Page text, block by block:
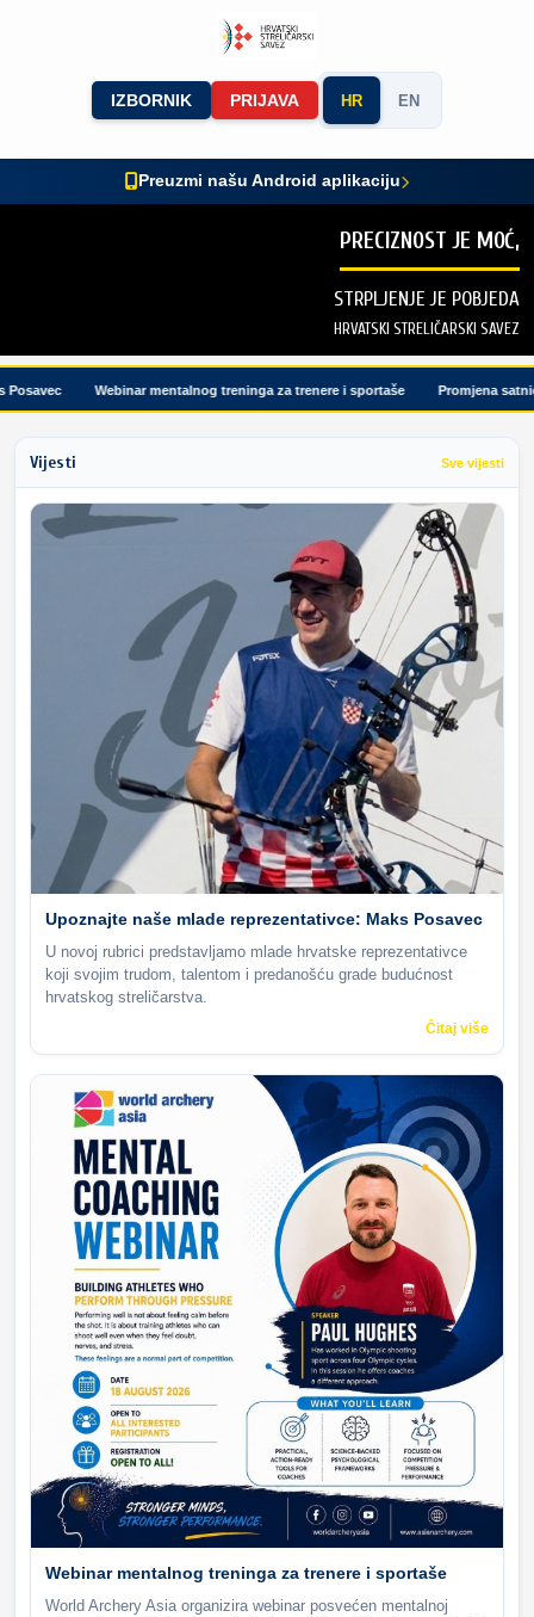
IZBORNIK PRIJAVA HR EN
Preuzmi našu Android aplikaciju
PRECIZNOST JE MOĆ,
STRPLJENJE JE POBJEDA
HRVATSKI STRELIČARSKI SAVEZ
Webinar mentalnog treninga za trenere i sportaše Promjena
Vijesti Sve vijesti
Upoznajte naše mlade reprezentativce: Maks Posavec
U novoj rubrici predstavljamo mlade hrvatske reprezentativce
koji svojim trudom, talentom i predanošću grade budućnost
hrvatskog streličarstva.
Čitaj više
Webinar mentalnog treninga za trenere i sportaše
World Archery Asia organizira webinar posvećen mentalnoj